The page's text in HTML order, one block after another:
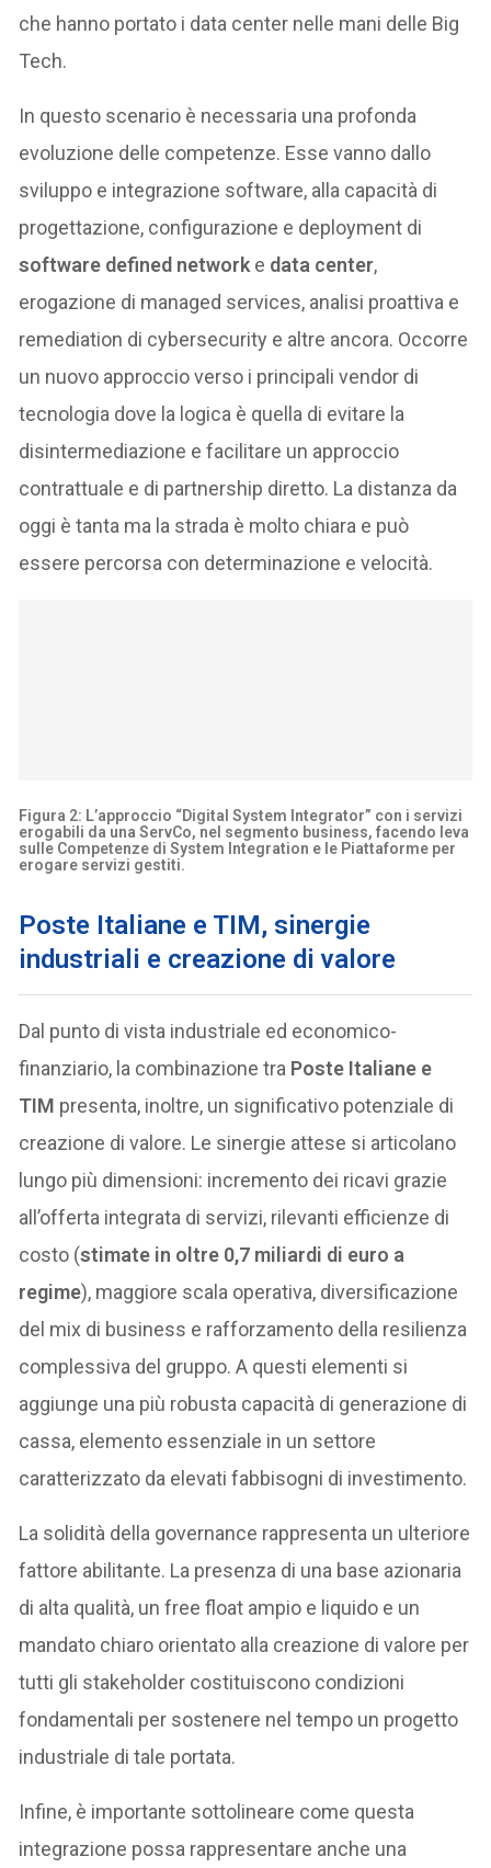
che hanno portato i data center nelle mani delle Big
Tech.
In questo scenario è necessaria una profonda
evoluzione delle competenze. Esse vanno dallo
sviluppo e integrazione software, alla capacità di
progettazione, configurazione e deployment di
software defined networke data center,
erogazione di managed services, analisi proattiva e
remediation di cybersecurity e altre ancora. Occorre
un nuovo approccio verso i principali vendor di
tecnologia dove la logica è quella di evitare la
disintermediazione e facilitare un approccio
contrattuale e di partnership diretto. La distanza da
oggi è tanta ma la strada è molto chiara e può
essere percorsa con determinazione e velocità.
Figura 2: L’approccio “Digital System Integrator” con i servizi
erogabili da una ServCo, nel segmento business, facendo leva
sulle Competenze di System Integration e le Piattaforme per
erogare servizi gestiti.
Poste Italiane e TIM, sinergie
industriali e creazione di valore
Dal punto di vista industriale ed economico-
finanziario, la combinazione tra Poste Italiane e
TIM presenta, inoltre, un significativo potenziale di
creazione di valore. Le sinergie attese si articolano
lungo più dimensioni: incremento dei ricavi grazie
all’offerta integrata di servizi, rilevanti efficienze di
costo (stimate in oltre 0,7 miliardi di euro a
regime), maggiore scala operativa, diversificazione
del mix di business e rafforzamento della resilienza
complessiva del gruppo. A questi elementi si
aggiunge una più robusta capacità di generazione di
cassa, elemento essenziale in un settore
caratterizzato da elevati fabbisogni di investimento.
La solidità della governance rappresenta un ulteriore
fattore abilitante. La presenza di una base azionaria
di alta qualità, un free float ampio e liquido e un
mandato chiaro orientato alla creazione di valore per
tutti gli stakeholder costituiscono condizioni
fondamentali per sostenere nel tempo un progetto
industriale di tale portata.
Infine, è importante sottolineare come questa
integrazione possa rappresentare anche una